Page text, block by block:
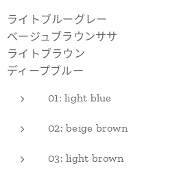
ライトブルーグレー
ベージュブラウンササ
ライトブラウン
ディープブルー
01: light blue
02: beige brown
03: light brown